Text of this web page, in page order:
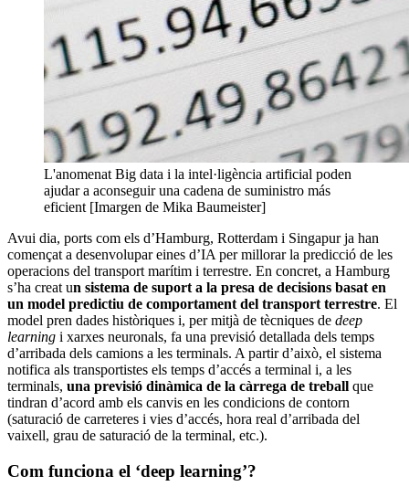
L'anomenat Big data i la intel·ligència artificial poden
ajudar a aconseguir una cadena de suministro más
eficient [Imargen de Mika Baumeister]
Avui dia, ports com els d’Hamburg, Rotterdam i Singapur ja han
començat a desenvolupar eines d’IA per millorar la predicció de les
operacions del transport marítim i terrestre. En concret, a Hamburg
s’ha creat un sistema de suport a la presa de decisions basat en
un model predictiu de comportament del transport terrestre. El
model pren dades històriques i, per mitjà de tècniques de deep
learning i xarxes neuronals, fa una previsió detallada dels temps
d’arribada dels camions a les terminals. A partir d’això, el sistema
notifica als transportistes els temps d’accés a terminal i, a les
terminals, una previsió dinàmica de la càrrega de treball que
tindran d’acord amb els canvis en les condicions de contorn
(saturació de carreteres i vies d’accés, hora real d’arribada del
vaixell, grau de saturació de la terminal, etc.).
Com funciona el ‘deep learning’?